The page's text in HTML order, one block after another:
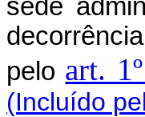
sede
pelo art.
(Incluído